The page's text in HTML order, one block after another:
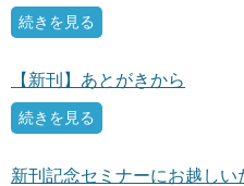
続きを見る
【新刊】あとがきから
続きを見る
新刊記念セミナーにお越しい